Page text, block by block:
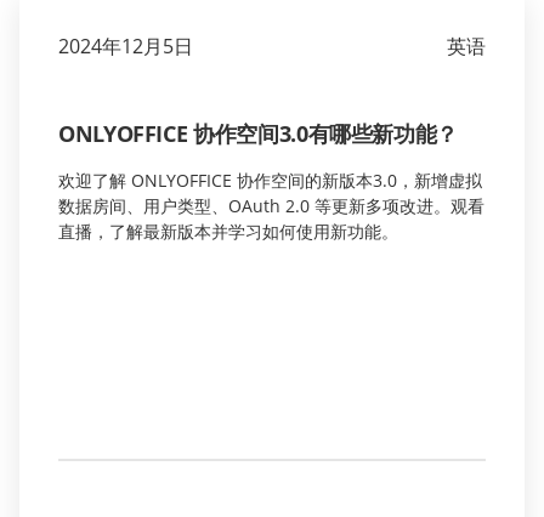
2024年12月5日 英语
ONLYOFFICE 协作空间3.0有哪些新功能？
欢迎了解 ONLYOFFICE 协作空间的新版本3.0，新增虚拟
数据房间、用户类型、OAuth 2.0 等更新多项改进。观看
直播，了解最新版本并学习如何使用新功能。